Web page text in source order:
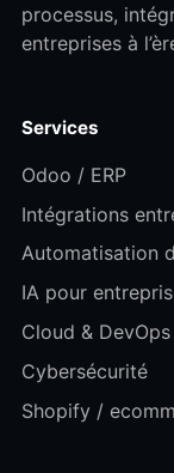
processus,
entreprises à
Services
Odoo / ERP
Intégrations
Automatisation
IA pour
Cloud & DevOps
Cybersécurité
Shopify /